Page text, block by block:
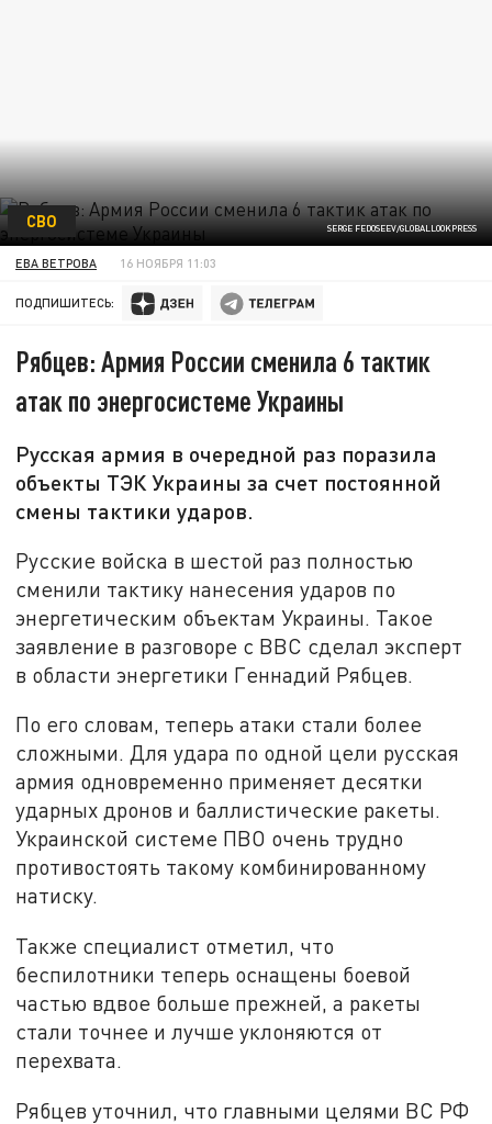
SERGE FEDOSEEV/GLOBALLOOKPRESS
СВО
ЕВА ВЕТРОВА 16 НОЯБРЯ 11:03
ПОДПИШИТЕСЬ:
Рябцев: Армия России сменила 6 тактик
атак по энергосистеме Украины
Русская армия в очередной раз поразила
объекты ТЭК Украины за счет постоянной
смены тактики ударов.
Русские войска в шестой раз полностью
сменили тактику нанесения ударов по
энергетическим объектам Украины. Такое
заявление в разговоре с BBC сделал эксперт
в области энергетики Геннадий Рябцев.
По его словам, теперь атаки стали более
сложными. Для удара по одной цели русская
армия одновременно применяет десятки
ударных дронов и баллистические ракеты.
Украинской системе ПВО очень трудно
противостоять такому комбинированному
натиску.
Также специалист отметил, что
беспилотники теперь оснащены боевой
частью вдвое больше прежней, а ракеты
стали точнее и лучше уклоняются от
перехвата.
Рябцев уточнил, что главными целями ВС РФ